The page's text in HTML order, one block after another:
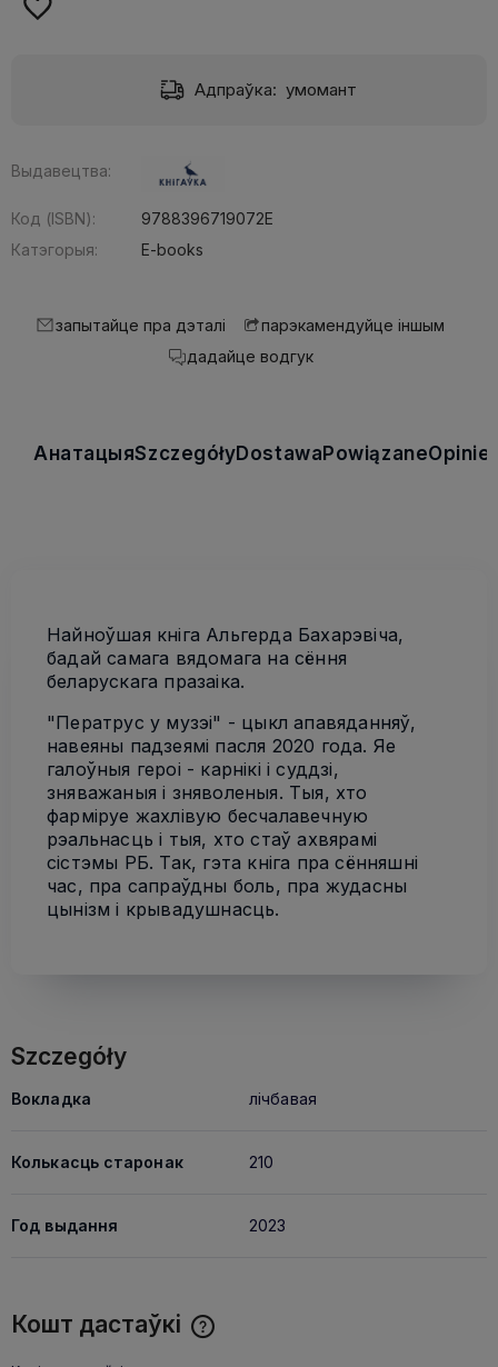
Адпраўка: умомант
Выдавецтва:
Код (ISBN):
9788396719072E
Катэгорыя:
E-books
запытайце пра дэталі
парэкамендуйце іншым
дадайце водгук
АнатацыяSzczegółyDostawaPowiązaneOpinie
Найноўшая кніга Альгерда Бахарэвіча,
бадай самага вядомага на сёння
беларускага празаіка.
"Ператрус у музэі" - цыкл апавяданняў,
навеяны падзеямі пасля 2020 года. Яе
галоўныя героі - карнікі і суддзі,
зняважаныя і зняволеныя. Тыя, хто
фарміруе жахлівую бесчалавечную
рэальнасць і тыя, хто стаў ахвярамі
сістэмы РБ. Так, гэта кніга пра сённяшні
час, пра сапраўдны боль, пра жудасны
цынізм і крывадушнасць.
Szczegóły
Вокладка лічбавая
Колькасць старонак 210
Год выдання 2023
Кошт дастаўкі